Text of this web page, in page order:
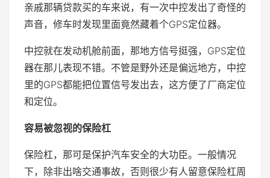
亲戚那辆贷款买的车来说，有一次中控发出了奇怪的
声音，修车时发现里面竟然藏着个GPS定位器。
中控就在发动机舱前面，那地方信号挺强，GPS定位
器在那儿表现不错。不管是野外还是偏远地方，中控
里的GPS都能把位置信号发出去，这方便了厂商定位
和定位。
容易被忽视的保险杠
保险杠，那可是保护汽车安全的大功臣。一般情况
下，除非出啥交通事故，否则很少有人留意保险杠周